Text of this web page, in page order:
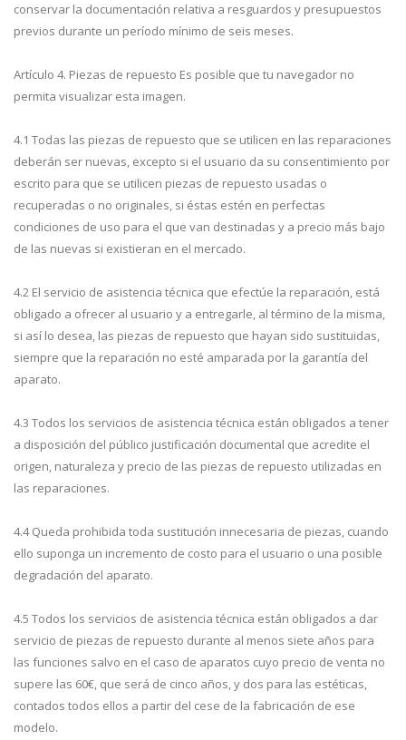
conservar la documentación relativa a resguardos y presupuestos
previos durante un período mínimo de seis meses.
Artículo 4. Piezas de repuesto Es posible que tu navegador no
permita visualizar esta imagen.
4.1 Todas las piezas de repuesto que se utilicen en las reparaciones
deberán ser nuevas, excepto si el usuario da su consentimiento por
escrito para que se utilicen piezas de repuesto usadas o
recuperadas o no originales, si éstas estén en perfectas
condiciones de uso para el que van destinadas y a precio más bajo
de las nuevas si existieran en el mercado.
4.2 El servicio de asistencia técnica que efectúe la reparación, está
obligado a ofrecer al usuario y a entregarle, al término de la misma,
si así lo desea, las piezas de repuesto que hayan sido sustituidas,
siempre que la reparación no esté amparada por la garantía del
aparato.
4.3 Todos los servicios de asistencia técnica están obligados a tener
a disposición del público justificación documental que acredite el
origen, naturaleza y precio de las piezas de repuesto utilizadas en
las reparaciones.
4.4 Queda prohibida toda sustitución innecesaria de piezas, cuando
ello suponga un incremento de costo para el usuario o una posible
degradación del aparato.
4.5 Todos los servicios de asistencia técnica están obligados a dar
servicio de piezas de repuesto durante al menos siete años para
las funciones salvo en el caso de aparatos cuyo precio de venta no
supere las 60€, que será de cinco años, y dos para las estéticas,
contados todos ellos a partir del cese de la fabricación de ese
modelo.